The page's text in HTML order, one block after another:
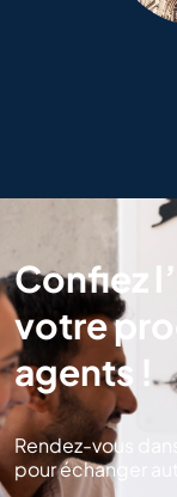
Confiez
votre
agents !
Rendez-vous
pour échanger